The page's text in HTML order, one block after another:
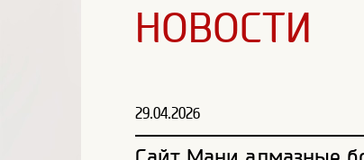
НОВОСТИ
29.04.2026